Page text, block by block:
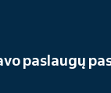
paslaugų